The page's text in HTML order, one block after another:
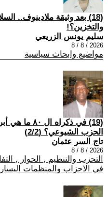
(18) بعد وثيقة ملادينوف..
والتخزين؟!
سليم يونس الزريعي
2026 / 8 / 8
مواضيع وابحاث سياسية
(19) في ذكراه
الحزب الشيوعي؟ (2/2)
تاج السر عثمان
2026 / 8 / 8
التحزب والتنظيم , الحوار ,
في الاحزاب والمنظمات